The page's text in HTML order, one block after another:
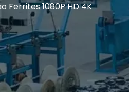
Ferrites 1080P HD 4K